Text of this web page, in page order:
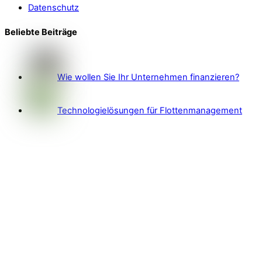
Datenschutz
Beliebte Beiträge
Wie wollen Sie Ihr Unternehmen finanzieren?
Technologielösungen für Flottenmanagement